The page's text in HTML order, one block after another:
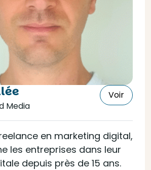
Media
Voir
en marketing digital,
les entreprises dans leur
depuis près de 15 ans.